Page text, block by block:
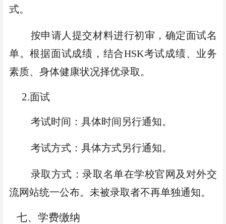
式。
按申请人提交材料进行初审，确定面试名
单。根据面试成绩，结合HSK考试成绩、业务
素质、身体健康状况择优录取。
2.面试
考试时间 ：具体时间另行通知。
考试方式：具体方式另行通知。
录取方式：录取名单在学校官网及对外交
流网站统一公布。未被录取者不再单独通知。
七、学费缴纳